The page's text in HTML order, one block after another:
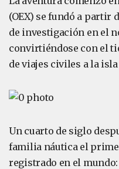
(OEX) se fundó a
de investigación en el
convirtiéndose con el
de viajes civiles a la
Un cuarto de siglo
familia náutica el
registrado en el